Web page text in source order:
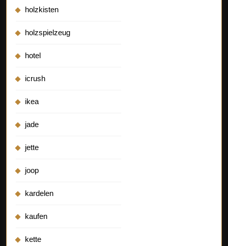
holzkisten
holzspielzeug
hotel
icrush
ikea
jade
jette
joop
kardelen
kaufen
kette